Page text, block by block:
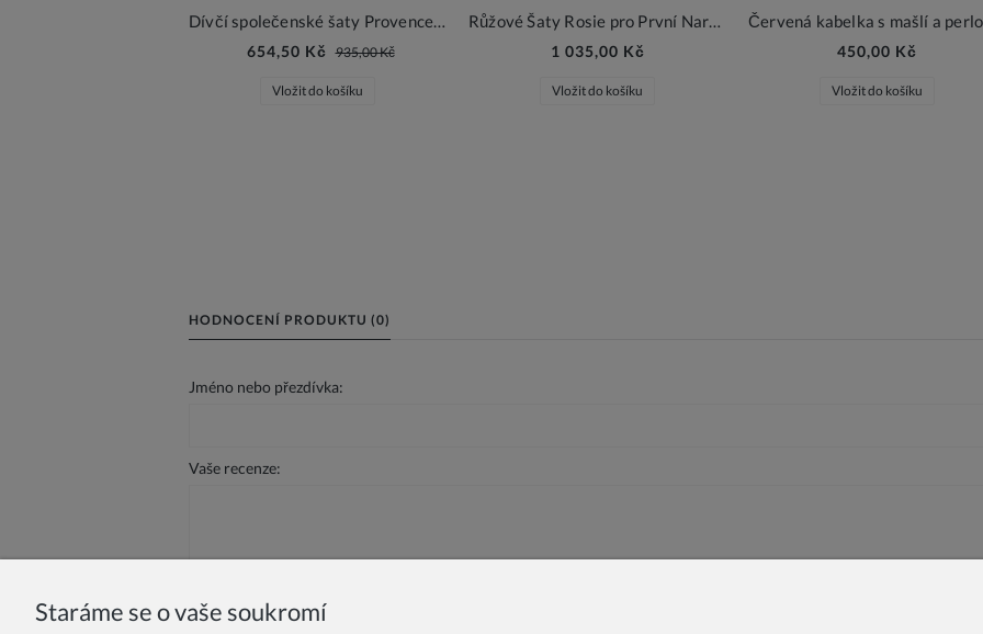
Dívčí společenské šaty Provence růžová
654,50 Kč 935,00 Kč
Vložit do košíku
Růžové Šaty Rosie pro První Narozeniny
1 035,00 Kč
Vložit do košíku
450,00 Kč
Vložit do košíku
HODNOCENÍ PRODUKTU (0)
Jméno nebo přezdívka:
Vaše recenze:
Odeslat
Staráme se o vaše soukromí